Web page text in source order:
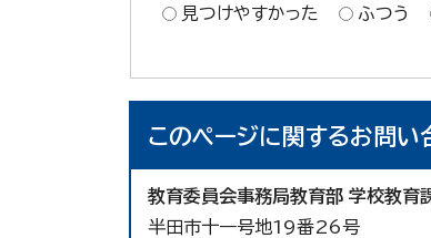
見つけやすかった
ふつう
このページに関するお問い
教育委員会事務局教育部 学校教育課
半田市十一号地19番26号